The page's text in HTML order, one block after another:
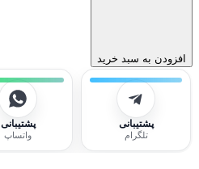
افزودن به سبد خرید
پشتیبانی
تلگرام
پشتیبانی
واتساپ